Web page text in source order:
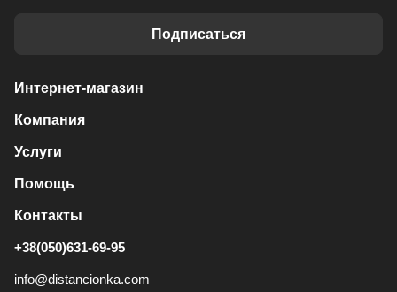
Подписаться
Интернет-магазин
Компания
Услуги
Помощь
Контакты
+38(050)631-69-95
info@distancionka.com